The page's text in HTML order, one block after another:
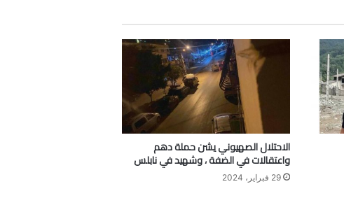
الاحتلال الصهيوني يشن حملة دهم
واعتقالات في الضفة ، وشهيد في نابلس
29 فبراير، 2024